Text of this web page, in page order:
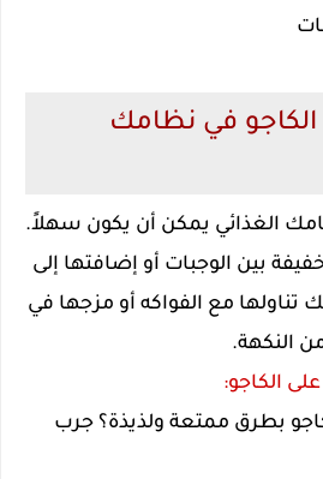
في نظامك
الغذائي يمكن أن يكون سهلاً.
بين الوجبات أو إضافتها إلى
تناولها مع الفواكه أو مزجها في
النكهة.
الكاجو:
بطرق ممتعة ولذيذة؟ جرب